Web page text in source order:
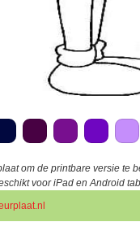
om de printbare versie te
voor iPad en Android